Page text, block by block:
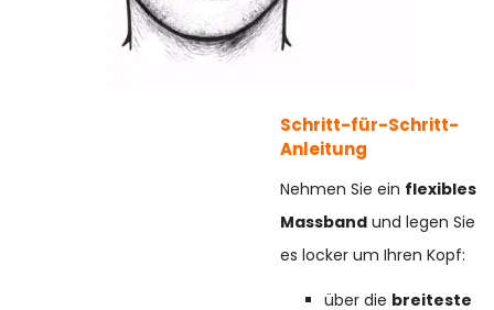
Schritt-für-Schritt-
Anleitung
Nehmen Sie ein flexibles
Massband und legen Sie
es locker um Ihren Kopf:
über die breiteste